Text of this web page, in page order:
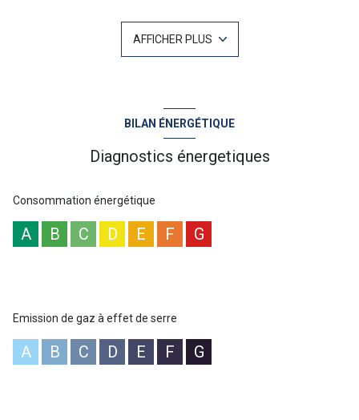
détente ombragés. Une agréable cuisine d’été, une piscine
parfaitement intégrée à l’environnement ainsi qu’un spa
complètent ce cadre de vie privilégié, idéal pour profiter
avec salon et cuisine ouverte entièrement équipée, prolongée par
de larges terrasses. Côté nuit, la propriété dispose de cinq
chambres avec salles d’eau privatives, offrant confort et intimité
à chaque occupant. Située dans un environnement calme et
Fossette ainsi que du centre-ville du Lavandou Pour plus
d'informations ou une visite n'hésitez pas à contacter Baptiste
GAINNET 06 42 25 00 49 - Votre agent commercial - Le Lavandou
“Les informations sur les risques auxquels ce bien est exposé sont
AFFICHER PLUS
BILAN ÉNERGÉTIQUE
Diagnostics énergetiques
Consommation énergétique
A B C D E F G
Emission de gaz à effet de serre
A B C D E F G